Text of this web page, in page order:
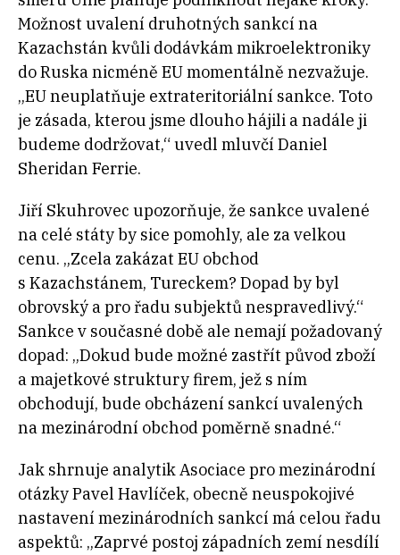
Možnost uvalení druhotných sankcí na
Kazachstán kvůli dodávkám mikroelektroniky
do Ruska nicméně EU momentálně nezvažuje.
„EU neuplatňuje extrateritoriální sankce. Toto
je zásada, kterou jsme dlouho hájili a nadále ji
budeme dodržovat,“ uvedl mluvčí Daniel
Sheridan Ferrie.
Jiří Skuhrovec upozorňuje, že sankce uvalené
na celé státy by sice pomohly, ale za velkou
cenu. „Zcela zakázat EU obchod
s Kazachstánem, Tureckem? Dopad by byl
obrovský a pro řadu subjektů nespravedlivý.“
Sankce v současné době ale nemají požadovaný
dopad: „Dokud bude možné zastřít původ zboží
a majetkové struktury firem, jež s ním
obchodují, bude obcházení sankcí uvalených
na mezinárodní obchod poměrně snadné.“
Jak shrnuje analytik Asociace pro mezinárodní
otázkyPavel Havlíček, obecně neuspokojivé
nastavení mezinárodních sankcí má celou řadu
aspektů: „Zaprvé postoj západních zemí nesdílí